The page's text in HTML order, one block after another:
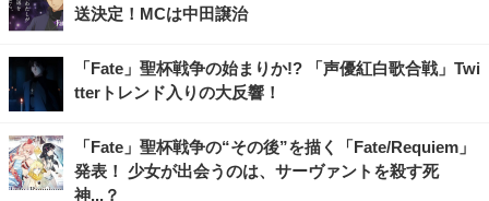
送決定！MCは中田譲治
「Fate」聖杯戦争の始まりか!? 「声優紅白歌合戦」Twi
tterトレンド入りの大反響！
「Fate」聖杯戦争の“その後”を描く「Fate/Requiem」
発表！ 少女が出会うのは、サーヴァントを殺す死
神...？